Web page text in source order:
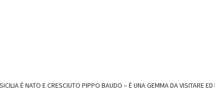
È NATO E CRESCIUTO PIPPO BAUDO – È UNA GEMMA DA VISITARE ED